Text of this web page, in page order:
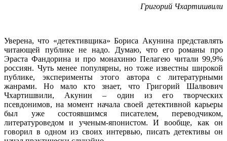
Григорий Чхартишвили
Уверена, что «детективщика» Бориса Акунина представлять
читающей публике не надо. Думаю, что его романы про
Эраста Фандорина и про монахиню Пелагею читали 99,9%
россиян. Чуть менее популярны, но тоже известны широкой
публике, эксперименты этого автора с литературными
жанрами. Но мало кто знает, что Григорий Шалвович
Чхартишвили, Акунин – один из его творческих
псевдонимов, на момент начала своей детективной карьеры
был уже состоявшимся писателем, переводчиком,
литературоведом и ученым-японистом. И вообще, как он
говорил в одном из своих интервью, писать детективы он